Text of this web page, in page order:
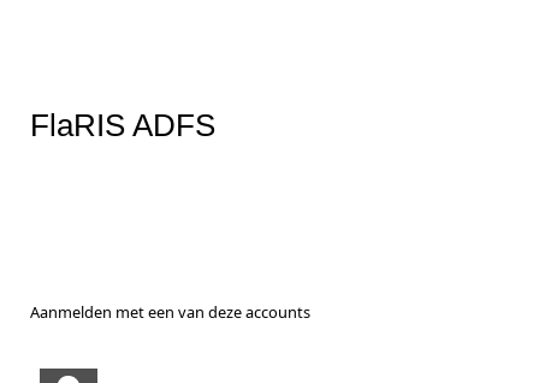
FlaRIS ADFS
Aanmelden met een van deze accounts